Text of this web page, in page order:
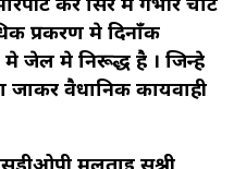
प्रकरण मे दिनाँक
मे जेल मे निरूद्ध है । जिन्हे
वैधानिक कार्यवाही
मुलताई सुश्री